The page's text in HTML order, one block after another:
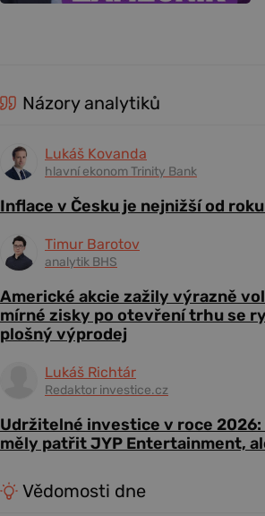
Názory analytiků
Lukáš Kovanda
hlavní ekonom Trinity Bank
Inflace v Česku je nejnižší od
Timur Barotov
analytik BHS
Americké akcie zažily výrazně
mírné zisky po otevření trhu se
plošný výprodej
Lukáš Richtár
Redaktor investice.cz
Udržitelné investice v roce 2026:
měly patřit JYP Entertainment,
Vědomosti dne